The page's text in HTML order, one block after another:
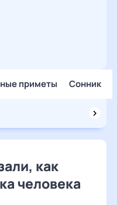
приметы Сонник
как
человека